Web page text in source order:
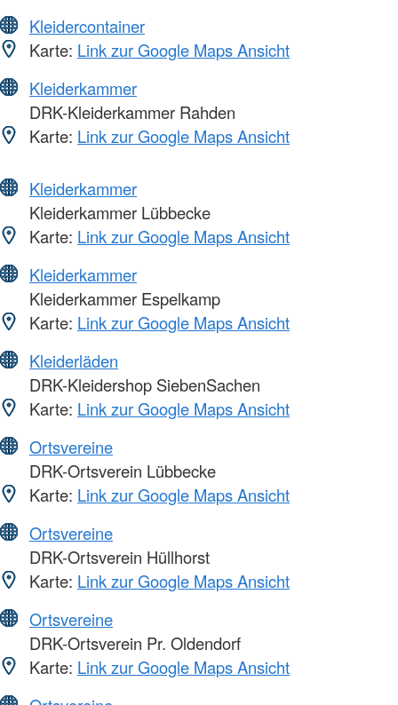
Kleidercontainer
Karte: Link zur Google Maps Ansicht
Kleiderkammer
DRK-Kleiderkammer Rahden
Karte: Link zur Google Maps Ansicht
Kleiderkammer
Kleiderkammer Lübbecke
Karte: Link zur Google Maps Ansicht
Kleiderkammer
Kleiderkammer Espelkamp
Karte: Link zur Google Maps Ansicht
Kleiderläden
DRK-Kleidershop SiebenSachen
Karte: Link zur Google Maps Ansicht
Ortsvereine
DRK-Ortsverein Lübbecke
Karte: Link zur Google Maps Ansicht
Ortsvereine
DRK-Ortsverein Hüllhorst
Karte: Link zur Google Maps Ansicht
Ortsvereine
DRK-Ortsverein Pr. Oldendorf
Karte: Link zur Google Maps Ansicht